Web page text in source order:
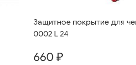
Защитное покрытие для
0002 L 24
660 ₽